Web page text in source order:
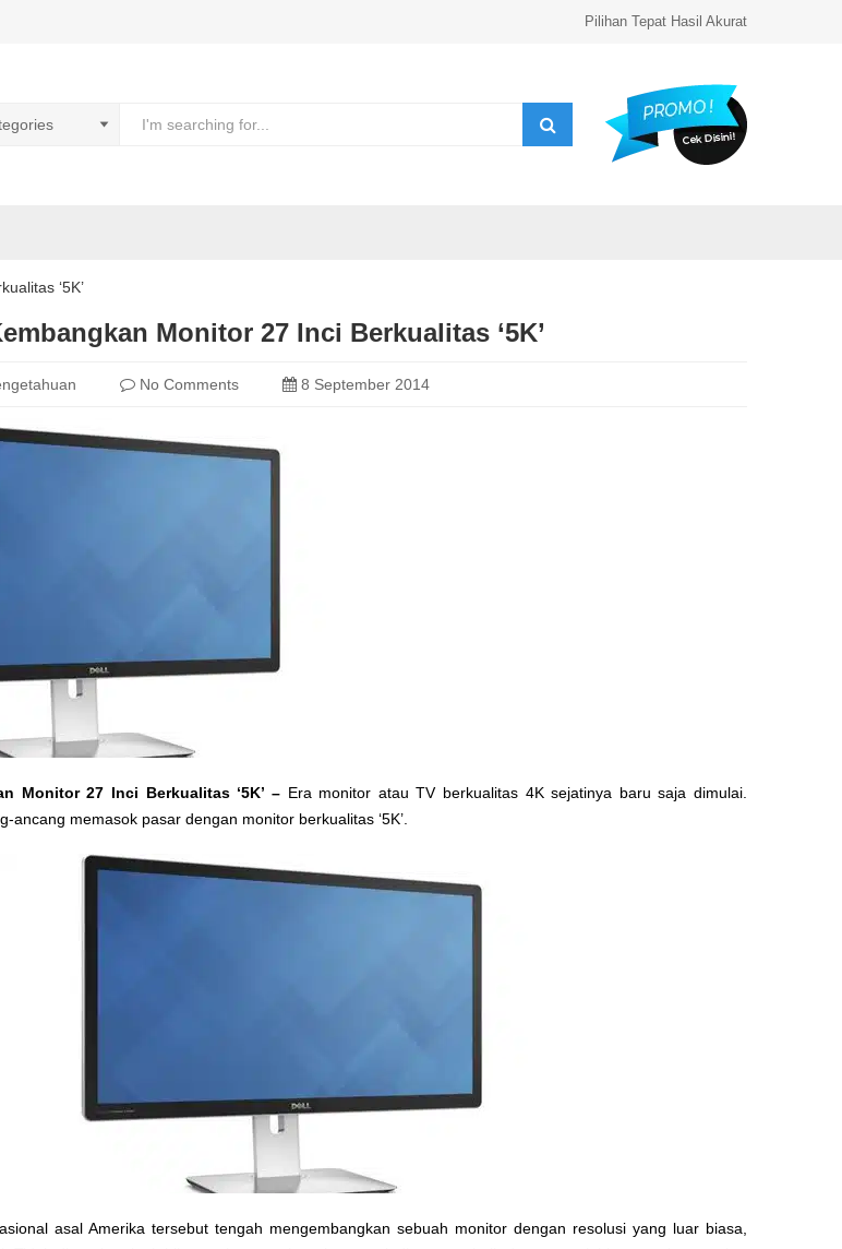
Pilihan Tepat Hasil Akurat
‘5K’
Monitor 27 Inci Berkualitas ‘5K’
No Comments 8 September 2014
Monitor 27 Inci Berkualitas ‘5K’ – Era monitor atau TV berkualitas 4K sejatinya baru saja dimulai.
ancang memasok pasar dengan monitor berkualitas ‘5K’.
asal Amerika tersebut tengah mengembangkan sebuah monitor dengan resolusi yang luar biasa,